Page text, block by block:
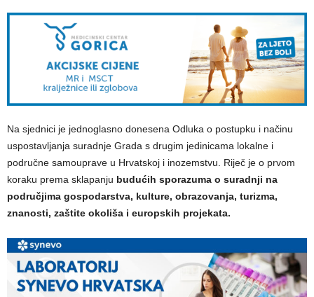
Na sjednici je jednoglasno donesena Odluka o postupku i načinu
uspostavljanja suradnje Grada s drugim jedinicama lokalne i
područne samouprave u Hrvatskoj i inozemstvu. Riječ je o prvom
koraku prema sklapanju budućih sporazuma o suradnji na
područjima gospodarstva, kulture, obrazovanja, turizma,
znanosti, zaštite okoliša i europskih projekata.